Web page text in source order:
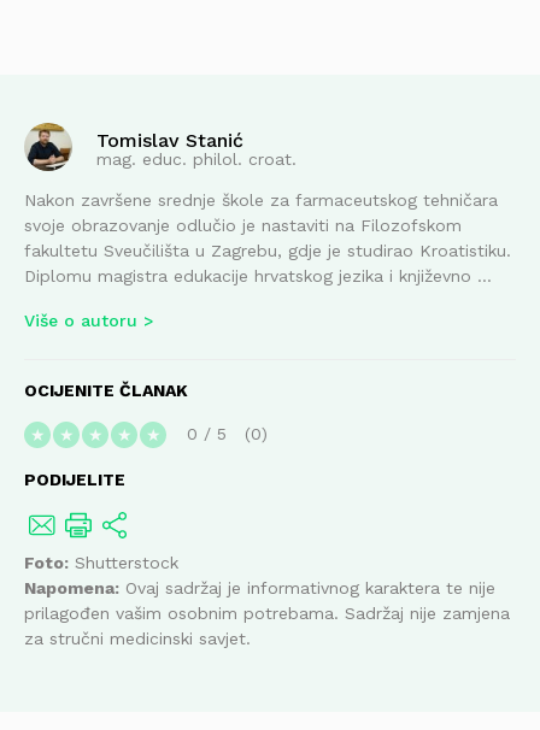
Tomislav Stanić
mag. educ. philol. croat.
Nakon završene srednje škole za farmaceutskog tehničara
svoje obrazovanje odlučio je nastaviti na Filozofskom
fakultetu Sveučilišta u Zagrebu, gdje je studirao Kroatistiku.
Diplomu magistra edukacije hrvatskog jezika i književno ...
Više o autoru
OCIJENITE ČLANAK
★ ★ ★ ★ ★ 0 / 5 0
PODIJELITE
Foto: Shutterstock
Napomena: Ovaj sadržaj je informativnog karaktera te nije
prilagođen vašim osobnim potrebama. Sadržaj nije zamjena
za stručni medicinski savjet.